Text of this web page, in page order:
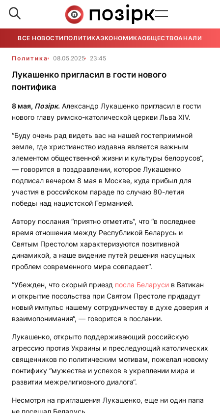
ВСЕ НОВОСТИ ПОЛИТИКАЭКОНОМИКАОБЩЕСТВОАНАЛИТИКА
Политика 08.05.2025 23:45
Лукашенко пригласил в гости нового
понтифика
8 мая, Позірк. Александр Лукашенко пригласил в гости
нового главу римско-католической церкви Льва XIV.
“Буду очень рад видеть вас на нашей гостеприимной
земле, где христианство издавна является важным
элементом общественной жизни и культуры белорусов“,
— говорится в поздравлении, которое Лукашенко
подписал вечером 8 мая в Москве, куда прибыл для
участия в российском параде по случаю 80-летия
победы над нацистской Германией.
Автору послания “приятно отметить“, что “в последнее
время отношения между Республикой Беларусь и
Святым Престолом характеризуются позитивной
динамикой, а наше видение путей решения насущных
проблем современного мира совпадает“.
“Убежден, что скорый приезд посла Беларуси в Ватикан
и открытие посольства при Святом Престоле придадут
новый импульс нашему сотрудничеству в духе доверия и
взаимопонимания“, — говорится в послании.
Лукашенко, открыто поддерживающий российскую
агрессию против Украины и преследующий католических
священников по политическим мотивам, пожелал новому
понтифику “мужества и успехов в укреплении мира и
развитии межрелигиозного диалога“.
Несмотря на приглашения Лукашенко, еще ни один папа
не посещал Беларусь.